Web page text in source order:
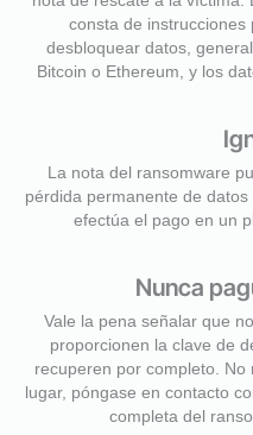
consta de
desbloquear datos,
Bitcoin o Ethereum, y los
La nota del ransomware
pérdida permanente de
efectúa el pago en un
Nunca
Vale la pena señalar que
proporcionen la clave de
recuperen por completo.
lugar, póngase en contacto
completa del